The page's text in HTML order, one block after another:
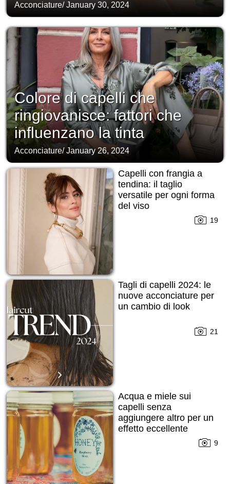
Acconciature/January 30, 2024
Colore di capelli che
ringiovanisce: fattori che
influenzano la tinta
Acconciature/January 26, 2024
Capelli con frangia a
tendina: il taglio
versatile per ogni forma
del viso
19
Tagli di capelli 2024: le
nuove acconciature per
un cambio di look
21
Acqua e miele sui
capelli senza
aggiungere altro per un
effetto eccellente
9